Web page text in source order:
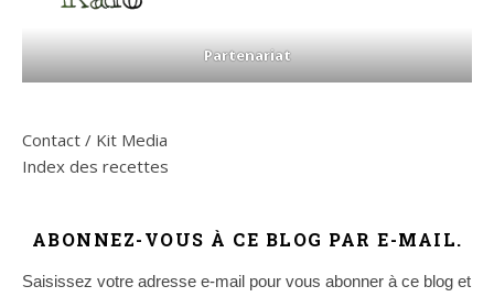
Partenariat
Contact / Kit Media
Index des recettes
ABONNEZ-VOUS À CE BLOG PAR E-MAIL.
Saisissez votre adresse e-mail pour vous abonner à ce blog et